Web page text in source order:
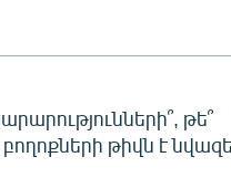
թե՞
թիվն է